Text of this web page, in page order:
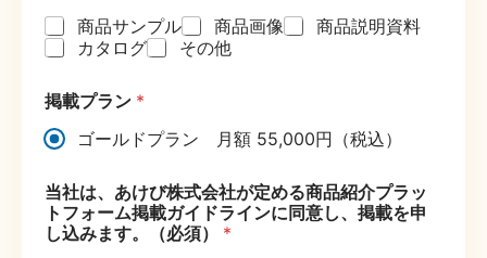
商品サンプル
商品画像
商品説明資料
カタログ
その他
掲載プラン *
ゴールドプラン 月額 55,000円（税込）
当社は、あけび株式会社が定める商品紹介プラッ
トフォーム掲載ガイドラインに同意し、掲載を申
し込みます。（必須） *